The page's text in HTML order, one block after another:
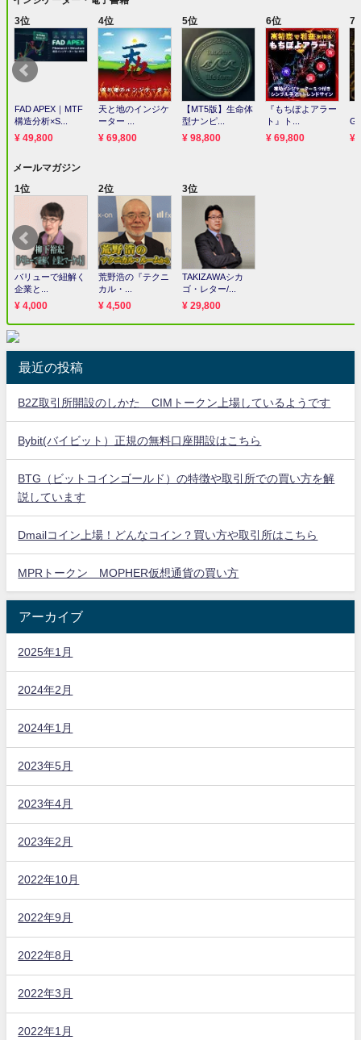
最近の投稿
B2Z取引所開設のしかた CIMトークン上場しているようです
Bybit(バイビット）正規の無料口座開設はこちら
BTG（ビットコインゴールド）の特徴や取引所での買い方を解
説しています
Dmailコイン上場！どんなコイン？買い方や取引所はこちら
MPRトークン MOPHER仮想通貨の買い方
アーカイブ
2025年1月
2024年2月
2024年1月
2023年5月
2023年4月
2023年2月
2022年10月
2022年9月
2022年8月
2022年3月
2022年1月